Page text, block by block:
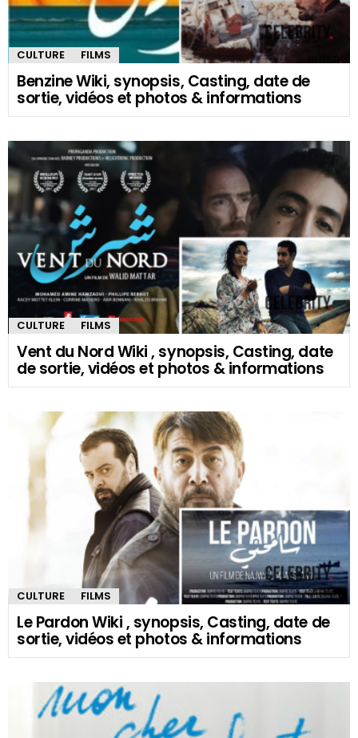
CULTURE FILMS
Benzine Wiki, synopsis, Casting, date de
sortie, vidéos et photos & informations
CULTURE FILMS
Vent du Nord Wiki , synopsis, Casting, date
de sortie, vidéos et photos & informations
CULTURE FILMS
Le Pardon Wiki , synopsis, Casting, date de
sortie, vidéos et photos & informations